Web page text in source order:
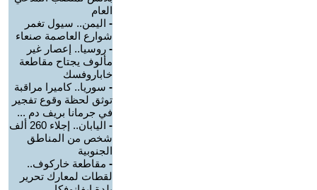
العام
- اليمن.. سيول تغمر
شوارع العاصمة صنعاء
- روسيا.. إعصار غير
مألوف يجتاح مقاطعة
خاباروفسك
- سوريا.. كاميرا مراقبة
توثق لحظة وقوع تفجير
في جرمانا بريف دم ...
-
اليابان.. إجلاء 260 ألف
شخص من المناطق
الجنوبية
- مقاطعة خاركوف..
لقطات لمعارك تحرير